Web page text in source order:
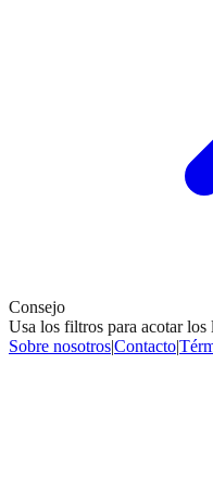
Consejo
Usa los filtros para acotar los
Sobre nosotros|Contacto|